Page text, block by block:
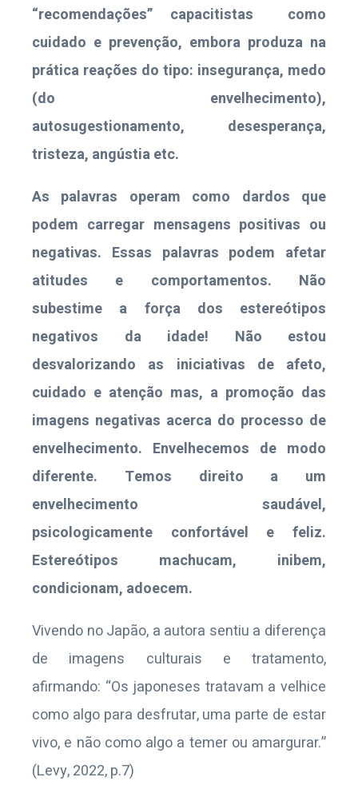
“recomendações” capacitistas como
cuidado e prevenção, embora produza na
prática reações do tipo: insegurança, medo
(do envelhecimento),
autosugestionamento, desesperança,
tristeza, angústia etc.
As palavras operam como dardos que
podem carregar mensagens positivas ou
negativas. Essas palavras podem afetar
atitudes e comportamentos. Não
subestime a força dos estereótipos
negativos da idade! Não estou
desvalorizando as iniciativas de afeto,
cuidado e atenção mas, a promoção das
imagens negativas acerca do processo de
envelhecimento. Envelhecemos de modo
diferente. Temos direito a um
envelhecimento saudável,
psicologicamente confortável e feliz.
Estereótipos machucam, inibem,
condicionam, adoecem.
Vivendo no Japão, a autora sentiu a diferença
de imagens culturais e tratamento,
afirmando: “Os japoneses tratavam a velhice
como algo para desfrutar, uma parte de estar
vivo, e não como algo a temer ou amargurar.”
(Levy, 2022, p.7)